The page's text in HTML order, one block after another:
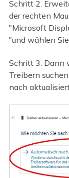
Schritt 2.
der rechten
"Microsoft
"und wählen
Schritt 3. Dann
Treibern
nach